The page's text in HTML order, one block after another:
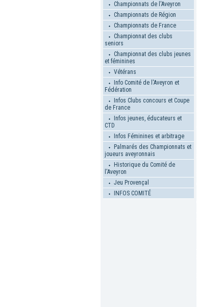
Championnats de l'Aveyron
Championnats de Région
Championnats de France
Championnat des clubs
seniors
Championnat des clubs jeunes
et féminines
Vétérans
Info Comité de l'Aveyron et
Fédération
Infos Clubs concours et Coupe
de France
Infos jeunes, éducateurs et
CTD
Infos Féminines et arbitrage
Palmarés des Championnats et
joueurs aveyronnais
Historique du Comité de
l'Aveyron
Jeu Provençal
INFOS COMITÉ